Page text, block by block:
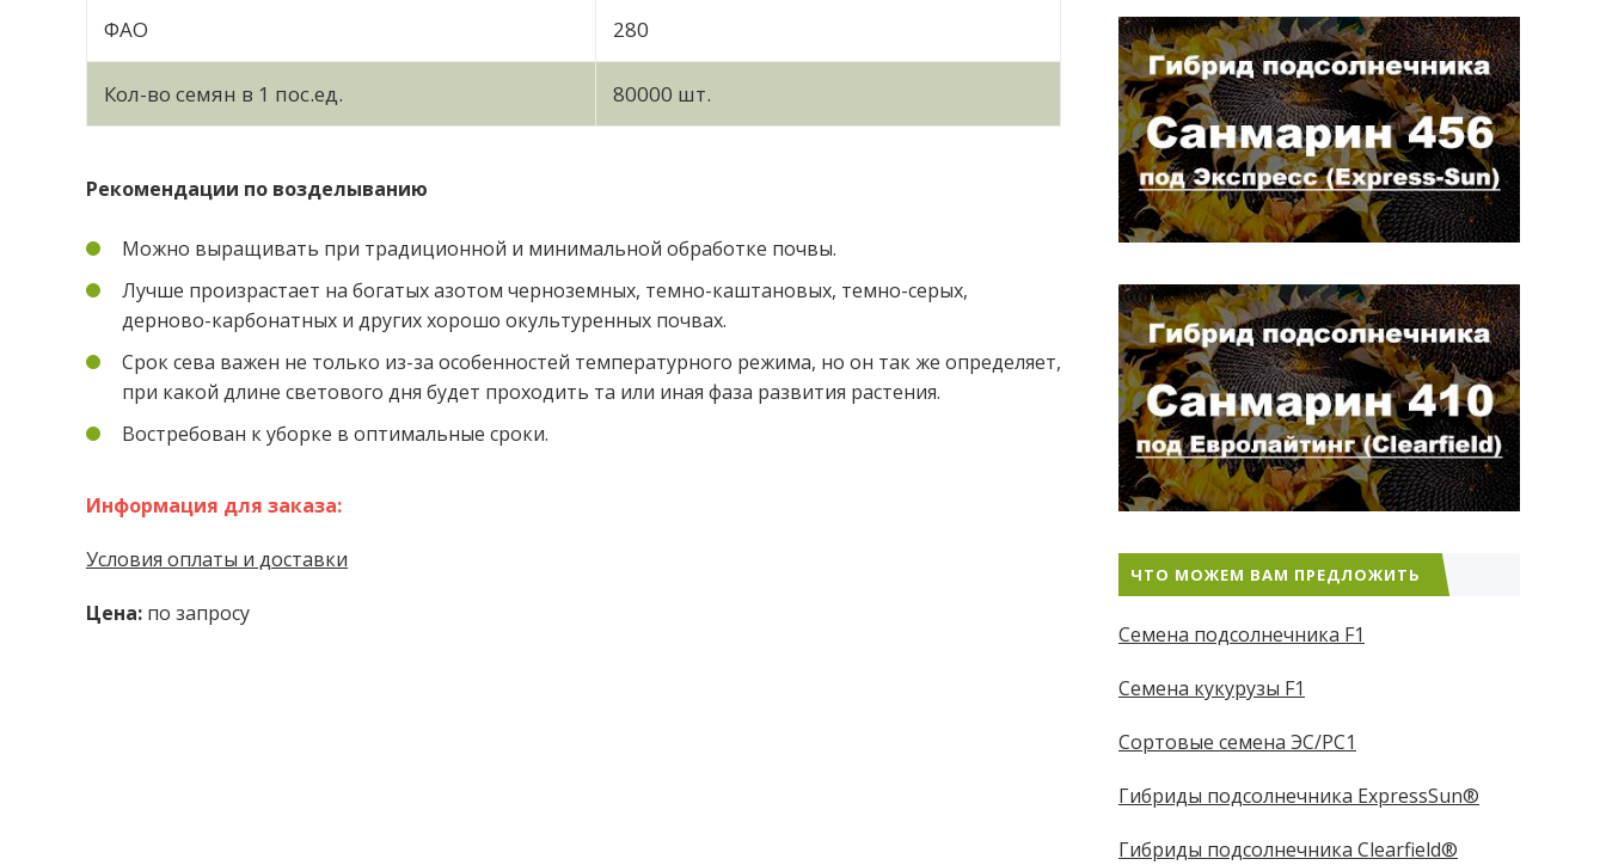
ФАО 280
Кол-во семян в 1 пос.ед. 80000 шт.
Рекомендации по возделыванию
Можно выращивать при традиционной и минимальной обработке почвы.
Лучше произрастает на богатых азотом черноземных, темно-каштановых, темно-серых,
дерново-карбонатных и других хорошо окультуренных почвах.
Срок сева важен не только из-за особенностей температурного режима, но он так же определяет,
при какой длине светового дня будет проходить та или иная фаза развития растения.
Востребован к уборке в оптимальные сроки.
Информация для заказа:
Условия оплаты и доставки
Цена: по запросу
ЧТО МОЖЕМ ВАМ ПРЕДЛОЖИТЬ
Семена подсолнечника F1
Семена кукурузы F1
Сортовые семена ЭС/РС1
Гибриды подсолнечника ExpressSun®
Гибриды подсолнечника Clearfield®